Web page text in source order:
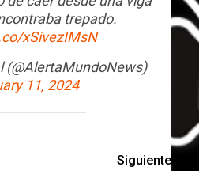
trepado.
xSivezIMsN
(@AlertaMundoNews)
11, 2024
Siguiente